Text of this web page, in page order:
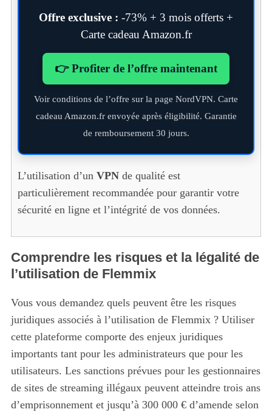
Offre exclusive : -73% + 3 mois offerts +
Carte cadeau Amazon.fr
👉 Profiter de l’offre maintenant
Voir conditions de l’offre sur la page NordVPN. Carte
cadeau Amazon.fr envoyée après éligibilité. Garantie
de remboursement 30 jours.
L’utilisation d’un VPNde qualité est
particulièrement recommandée pour garantir votre
sécurité en ligne et l’intégrité de vos données.
Comprendre les risques et la légalité de
l’utilisation de Flemmix
Vous vous demandez quels peuvent être les risques
juridiques associés à l’utilisation de Flemmix ? Utiliser
cette plateforme comporte des enjeux juridiques
importants tant pour les administrateurs que pour les
utilisateurs. Les sanctions prévues pour les gestionnaires
de sites de streaming illégaux peuvent atteindre trois ans
d’emprisonnement et jusqu’à 300 000 € d’amende selon